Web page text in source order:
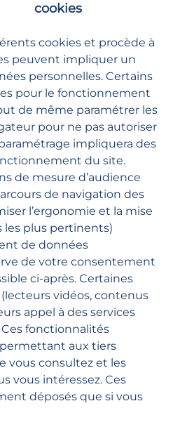
à vos questions
D'UTILISATION
notre documentation
services à la personne
chèque emploi service
?
cookies
cookies et procède à
peuvent impliquer un
personnelles. Certains
pour le fonctionnement
de même paramétrer les
pour ne pas autoriser
impliquera des
du site.
de mesure d’audience
de navigation des
l’ergonomie et la mise
les plus pertinents)
de données
de votre consentement
ci-après. Certaines
vidéos, contenus
appel à des services
fonctionnalités
aux tiers
vous consultez et les
vous intéressez. Ces
déposés que si vous